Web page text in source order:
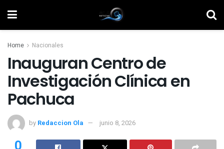
Home Nacionales
Inauguran Centro de
Investigación Clínica en
Pachuca
by Redaccion Ola junio 8, 2026